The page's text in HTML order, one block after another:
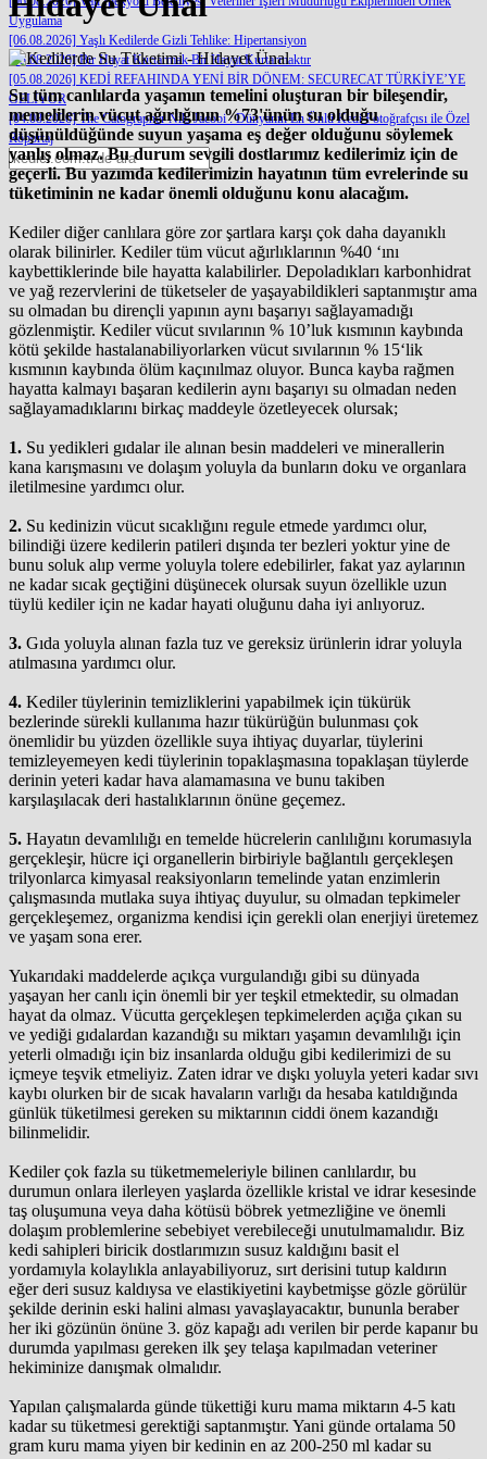
Uygulama
[06.08.2026] Yaşlı Kedilerde Gizli Tehlike: Hipertansiyon
[05.08.2026] Bir Hayat Kurtarmak Bir Hayat Kurtarmaktır
[05.08.2026] KEDİ REFAHINDA YENİ BİR DÖNEM: SECURECAT TÜRKİYE’YE
GELİYOR
[04.08.2026] The Catographer Nils Jacobi : Dünyanın En Ünlü Kedi Fotoğrafçısı ile Özel
Röportaj
Su tüm canlılarda yaşamın temelini oluşturan bir bileşendir,
memelilerin vücut ağırlığının %73'ünün su olduğu
düşünüldüğünde suyun yaşama eş değer olduğunu söylemek
yanlış olmaz. Bu durum sevgili dostlarımız kedilerimiz için de
geçerli. Bu yazımda kedilerimizin hayatının tüm evrelerinde su
tüketiminin ne kadar önemli olduğunu konu alacağım.
Kediler diğer canlılara göre zor şartlara karşı çok daha dayanıklı
olarak bilinirler. Kediler tüm vücut ağırlıklarının %40 ‘ını
kaybettiklerinde bile hayatta kalabilirler. Depoladıkları karbonhidrat
ve yağ rezervlerini de tüketseler de yaşayabildikleri saptanmıştır ama
su olmadan bu dirençli yapının aynı başarıyı sağlayamadığı
gözlenmiştir. Kediler vücut sıvılarının % 10’luk kısmının kaybında
kötü şekilde hastalanabiliyorlarken vücut sıvılarının % 15‘lik
kısmının kaybında ölüm kaçınılmaz oluyor. Bunca kayba rağmen
hayatta kalmayı başaran kedilerin aynı başarıyı su olmadan neden
sağlayamadıklarını birkaç maddeyle özetleyecek olursak;
1. Su yedikleri gıdalar ile alınan besin maddeleri ve minerallerin
kana karışmasını ve dolaşım yoluyla da bunların doku ve organlara
iletilmesine yardımcı olur.
2. Su kedinizin vücut sıcaklığını regule etmede yardımcı olur,
bilindiği üzere kedilerin patileri dışında ter bezleri yoktur yine de
bunu soluk alıp verme yoluyla tolere edebilirler, fakat yaz aylarının
ne kadar sıcak geçtiğini düşünecek olursak suyun özellikle uzun
tüylü kediler için ne kadar hayati oluğunu daha iyi anlıyoruz.
3. Gıda yoluyla alınan fazla tuz ve gereksiz ürünlerin idrar yoluyla
atılmasına yardımcı olur.
4. Kediler tüylerinin temizliklerini yapabilmek için tükürük
bezlerinde sürekli kullanıma hazır tükürüğün bulunması çok
önemlidir bu yüzden özellikle suya ihtiyaç duyarlar, tüylerini
temizleyemeyen kedi tüylerinin topaklaşmasına topaklaşan tüylerde
derinin yeteri kadar hava alamamasına ve bunu takiben
karşılaşılacak deri hastalıklarının önüne geçemez.
5. Hayatın devamlılığı en temelde hücrelerin canlılığını korumasıyla
gerçekleşir, hücre içi organellerin birbiriyle bağlantılı gerçekleşen
trilyonlarca kimyasal reaksiyonların temelinde yatan enzimlerin
çalışmasında mutlaka suya ihtiyaç duyulur, su olmadan tepkimeler
gerçekleşemez, organizma kendisi için gerekli olan enerjiyi üretemez
ve yaşam sona erer.
Yukarıdaki maddelerde açıkça vurgulandığı gibi su dünyada
yaşayan her canlı için önemli bir yer teşkil etmektedir, su olmadan
hayat da olmaz. Vücutta gerçekleşen tepkimelerden açığa çıkan su
ve yediği gıdalardan kazandığı su miktarı yaşamın devamlılığı için
yeterli olmadığı için biz insanlarda olduğu gibi kedilerimizi de su
içmeye teşvik etmeliyiz. Zaten idrar ve dışkı yoluyla yeteri kadar sıvı
kaybı olurken bir de sıcak havaların varlığı da hesaba katıldığında
günlük tüketilmesi gereken su miktarının ciddi önem kazandığı
bilinmelidir.
Kediler çok fazla su tüketmemeleriyle bilinen canlılardır, bu
durumun onlara ilerleyen yaşlarda özellikle kristal ve idrar kesesinde
taş oluşumuna veya daha kötüsü böbrek yetmezliğine ve önemli
dolaşım problemlerine sebebiyet verebileceği unutulmamalıdır. Biz
kedi sahipleri biricik dostlarımızın susuz kaldığını basit el
yordamıyla kolaylıkla anlayabiliyoruz, sırt derisini tutup kaldırın
eğer deri susuz kaldıysa ve elastikiyetini kaybetmişse gözle görülür
şekilde derinin eski halini alması yavaşlayacaktır, bununla beraber
her iki gözünün önüne 3. göz kapağı adı verilen bir perde kapanır bu
durumda yapılması gereken ilk şey telaşa kapılmadan veteriner
hekiminize danışmak olmalıdır.
Yapılan çalışmalarda günde tükettiği kuru mama miktarın 4-5 katı
kadar su tüketmesi gerektiği saptanmıştır. Yani günde ortalama 50
gram kuru mama yiyen bir kedinin en az 200-250 ml kadar su